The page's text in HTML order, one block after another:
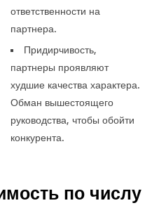
ответственности на
партнера.
Придирчивость,
партнеры проявляют
худшие качества характера.
Обман вышестоящего
руководства, чтобы обойти
конкурента.
по числу